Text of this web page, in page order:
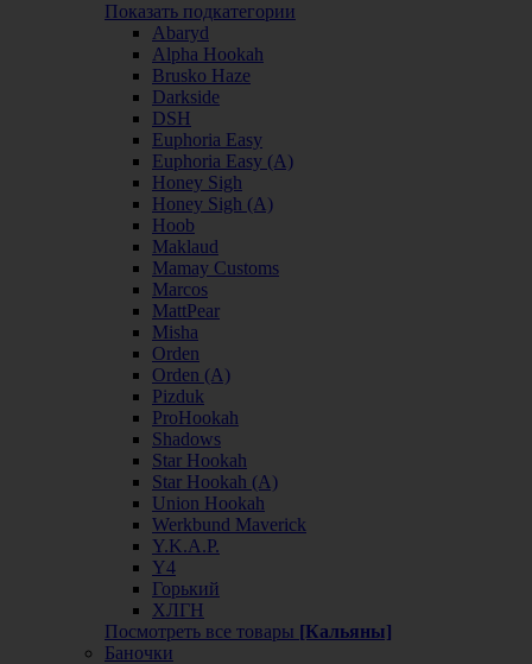
Показать подкатегории
Abaryd
Alpha Hookah
Brusko Haze
Darkside
DSH
Euphoria Easy
Euphoria Easy (А)
Honey Sigh
Honey Sigh (А)
Hoob
Maklaud
Mamay Customs
Marcos
MattPear
Misha
Orden
Orden (А)
Pizduk
ProHookah
Shadows
Star Hookah
Star Hookah (А)
Union Hookah
Werkbund Maverick
Y.K.A.P.
Y4
Горький
ХЛГН
Посмотреть все товары [Кальяны]
Баночки